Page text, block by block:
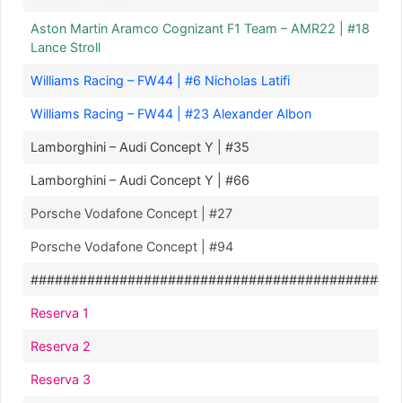
Aston Martin Aramco Cognizant F1 Team – AMR22 | #18
Lance Stroll
Williams Racing – FW44 | #6 Nicholas Latifi
Williams Racing – FW44 | #23 Alexander Albon
Lamborghini – Audi Concept Y | #35
Lamborghini – Audi Concept Y | #66
Porsche Vodafone Concept | #27
Porsche Vodafone Concept | #94
##############################################
Reserva 1
Reserva 2
Reserva 3